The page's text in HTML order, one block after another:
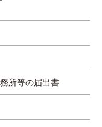
所等の届出書